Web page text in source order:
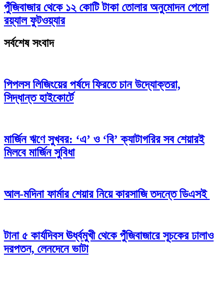
পুঁজিবাজার থেকে ১২ কোটি টাকা তোলার অনুমোদন পেলো
রয়্যাল ফুটওয়্যার
সর্বশেষ সংবাদ
পিপলস লিজিংয়ের পর্ষদে ফিরতে চান উদ্যোক্তরা,
সিদ্ধান্ত হাইকোর্টে
মার্জিন ঋণে সুখবর: ‘এ’ ও ‘বি’ ক্যাটাগরির সব শেয়ারই
মিলবে মার্জিন সুবিধা
আল-মদিনা ফার্মার শেয়ার নিয়ে কারসাজি তদন্তে ডিএসই
টানা ৫ কার্যদিবস ঊর্ধ্বমুখী থেকে পুঁজিবাজারে সূচকের ঢালাও
দরপতন, লেনদেনে ভাটা